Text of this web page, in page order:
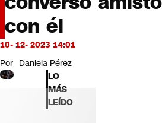
Opinión
con él
10- 12- 2023 14:01
Por Daniela Pérez
LO
MÁS
LEÍDO